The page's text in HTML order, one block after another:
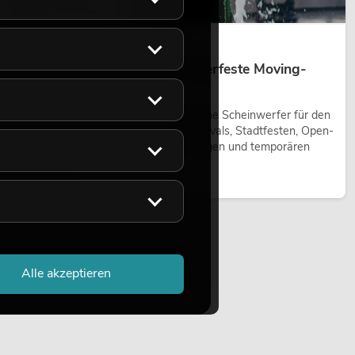
Outdoor Moving-Heads: Wetterfeste Moving-
Outdoor Moving-Heads sind bewegliche Scheinwerfer für den
Einsatz im Freien. Sie werden bei Festivals, Stadtfesten, Open-
Air-Konzerten, Architekturinszenierungen und temporären
Jetzt lesen
Alle akzeptieren